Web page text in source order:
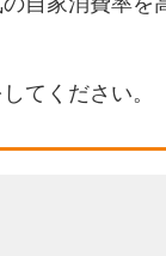
してください。